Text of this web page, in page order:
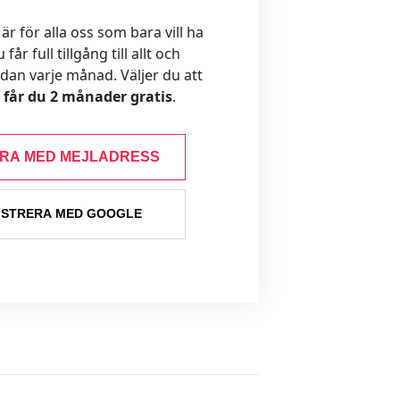
är för alla oss som bara vill ha
får full tillgång till allt och
varje månad. Väljer du att
du 2 månader gratis.
MED MEJLADRESS
MED GOOGLE